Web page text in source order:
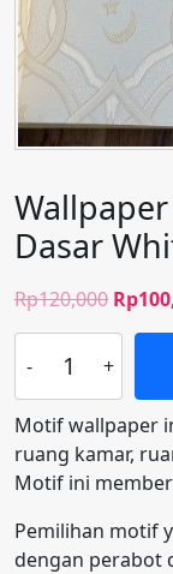
Dasar
Rp120,000 Harga
aslinya
Rp
Wallpaper
Bulan
Bintang
Silver
Dasar
White
H0145
Motif wallpaper
ruang kamar,
Motif ini
Pemilihan motif
dengan perabot